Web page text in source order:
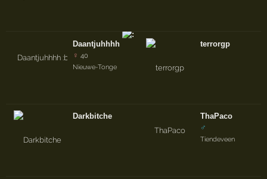
Daantjuhhhh
♀ 40
Nieuwe-Tonge
Darkbitche
terrorgp
ThaPaco
♂
Tiendeveen